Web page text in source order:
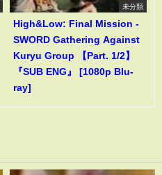
未分類
High&Low: Final Mission -
SWORD Gathering Against
Kuryu Group 【Part. 1/2】
『SUB ENG』 [1080p Blu-
ray]